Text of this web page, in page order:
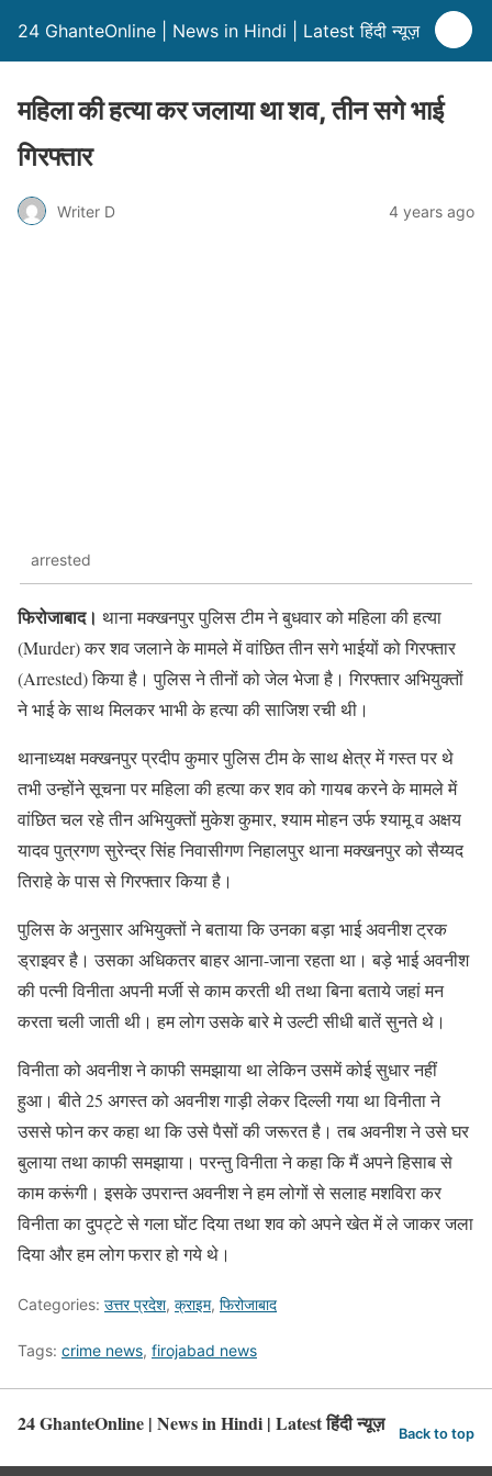
24 GhanteOnline | News in Hindi | Latest हिंदी न्यूज़
महिला की हत्या कर जलाया था शव, तीन सगे भाई
गिरफ्तार
Writer D 4 years ago
arrested
फिरोजाबाद। थाना मक्खनपुर पुलिस टीम ने बुधवार को महिला की हत्या
(Murder) कर शव जलाने के मामले में वांछित तीन सगे भाईयों को गिरफ्तार
(Arrested) किया है। पुलिस ने तीनों को जेल भेजा है। गिरफ्तार अभियुक्तों
ने भाई के साथ मिलकर भाभी के हत्या की साजिश रची थी।
थानाध्यक्ष मक्खनपुर प्रदीप कुमार पुलिस टीम के साथ क्षेत्र में गस्त पर थे
तभी उन्होंने सूचना पर महिला की हत्या कर शव को गायब करने के मामले में
वांछित चल रहे तीन अभियुक्तों मुकेश कुमार, श्याम मोहन उर्फ श्यामू व अक्षय
यादव पुत्रगण सुरेन्द्र सिंह निवासीगण निहालपुर थाना मक्खनपुर को सैय्यद
तिराहे के पास से गिरफ्तार किया है।
पुलिस के अनुसार अभियुक्तों ने बताया कि उनका बड़ा भाई अवनीश ट्रक
ड्राइवर है। उसका अधिकतर बाहर आना-जाना रहता था। बड़े भाई अवनीश
की पत्नी विनीता अपनी मर्जी से काम करती थी तथा बिना बताये जहां मन
करता चली जाती थी। हम लोग उसके बारे मे उल्टी सीधी बातें सुनते थे।
विनीता को अवनीश ने काफी समझाया था लेकिन उसमें कोई सुधार नहीं
हुआ। बीते 25 अगस्त को अवनीश गाड़ी लेकर दिल्ली गया था विनीता ने
उससे फोन कर कहा था कि उसे पैसों की जरूरत है। तब अवनीश ने उसे घर
बुलाया तथा काफी समझाया। परन्तु विनीता ने कहा कि मैं अपने हिसाब से
काम करूंगी। इसके उपरान्त अवनीश ने हम लोगों से सलाह मशविरा कर
विनीता का दुपट्टे से गला घोंट दिया तथा शव को अपने खेत में ले जाकर जला
दिया और हम लोग फरार हो गये थे।
Categories: उत्तर प्रदेश, क्राइम, फिरोजाबाद
Tags: crime news, firojabad news
24 GhanteOnline | News in Hindi | Latest हिंदी न्यूज़ Back to top